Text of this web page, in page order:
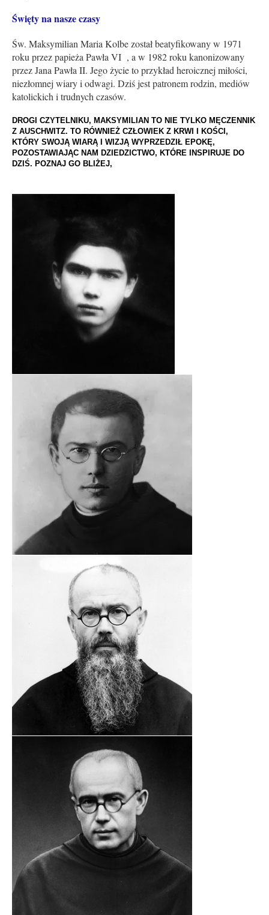
Święty na nasze czasy
Św. Maksymilian Maria Kolbe został beatyfikowany w 1971
roku przez papieża Pawła VI , a w 1982 roku kanonizowany
przez Jana Pawła II. Jego życie to przykład heroicznej miłości,
niezłomnej wiary i odwagi. Dziś jest patronem rodzin, mediów
katolickich i trudnych czasów.
DROGI CZYTELNIKU, MAKSYMILIAN TO NIE TYLKO MĘCZENNIK
Z AUSCHWITZ. TO RÓWNIEŻ CZŁOWIEK Z KRWI I KOŚCI,
KTÓRY SWOJĄ WIARĄ I WIZJĄ WYPRZEDZIŁ EPOKĘ,
POZOSTAWIAJĄC NAM DZIEDZICTWO, KTÓRE INSPIRUJE DO
DZIŚ. POZNAJ GO BLIŻEJ,